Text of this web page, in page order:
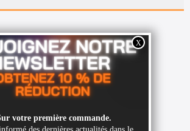
:
avec aimants, utilisés avec le
le ProTas.
avec son aimant